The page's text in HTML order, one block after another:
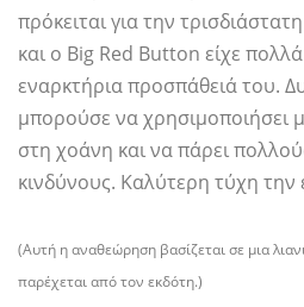
πρόκειται για την
και ο Big Red Button είχε
εναρκτήρια προσπάθειά του.
μπορούσε να χρησιμοποιήσει
στη χοάνη και να πάρει
κινδύνους. Καλύτερη τύχη
(Αυτή η αναθεώρηση βασίζεται σε μια
παρέχεται από τον εκδότη.)